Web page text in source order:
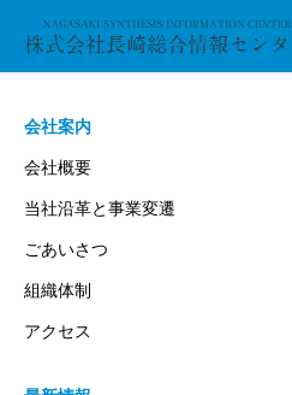
会社案内
会社概要
当社沿革と事業変遷
ごあいさつ
組織体制
アクセス